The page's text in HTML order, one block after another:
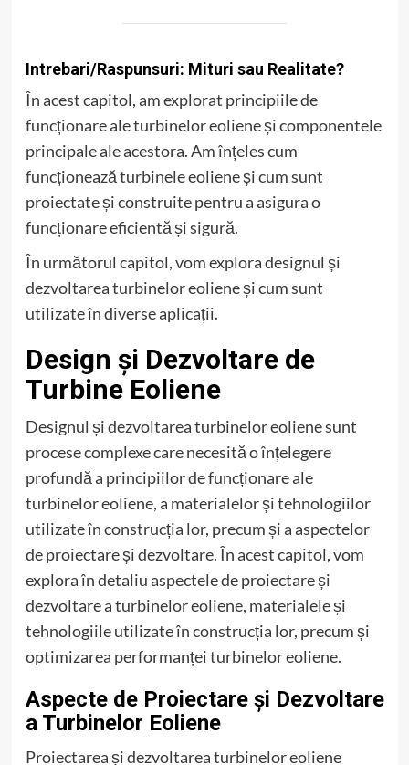
Intrebari/Raspunsuri: Mituri sau Realitate?
În acest capitol, am explorat principiile de
funcționare ale turbinelor eoliene și componentele
principale ale acestora. Am înțeles cum
funcționează turbinele eoliene și cum sunt
proiectate și construite pentru a asigura o
funcționare eficientă și sigură.
În următorul capitol, vom explora designul și
dezvoltarea turbinelor eoliene și cum sunt
utilizate în diverse aplicații.
Design și Dezvoltare de
Turbine Eoliene
Designul și dezvoltarea turbinelor eoliene sunt
procese complexe care necesită o înțelegere
profundă a principiilor de funcționare ale
turbinelor eoliene, a materialelor și tehnologiilor
utilizate în construcția lor, precum și a aspectelor
de proiectare și dezvoltare. În acest capitol, vom
explora în detaliu aspectele de proiectare și
dezvoltare a turbinelor eoliene, materialele și
tehnologiile utilizate în construcția lor, precum și
optimizarea performanței turbinelor eoliene.
Aspecte de Proiectare și Dezvoltare
a Turbinelor Eoliene
Proiectarea și dezvoltarea turbinelor eoliene